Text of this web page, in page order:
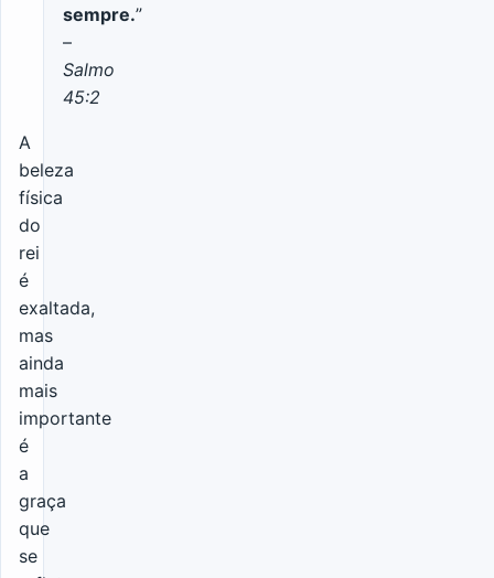
sempre.”
–
Salmo
45:2
A
beleza
física
do
rei
é
exaltada,
mas
ainda
mais
importante
é
a
graça
que
se